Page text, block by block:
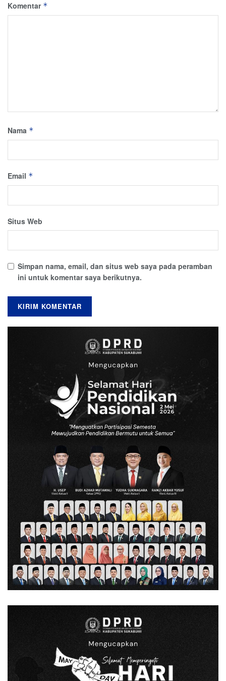
Komentar *
Nama *
Email *
Situs Web
Simpan nama, email, dan situs web saya pada peramban
ini untuk komentar saya berikutnya.